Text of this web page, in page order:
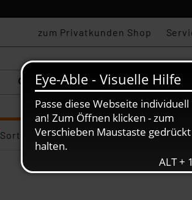
zum Privatkunden Shop
KarriereMein ELV
Sortiments-Deals